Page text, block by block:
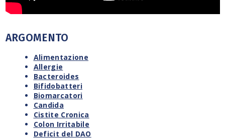
ARGOMENTO
Alimentazione
Allergie
Bacteroides
Bifidobatteri
Biomarcatori
Candida
Cistite Cronica
Colon Irritabile
Deficit del DAO